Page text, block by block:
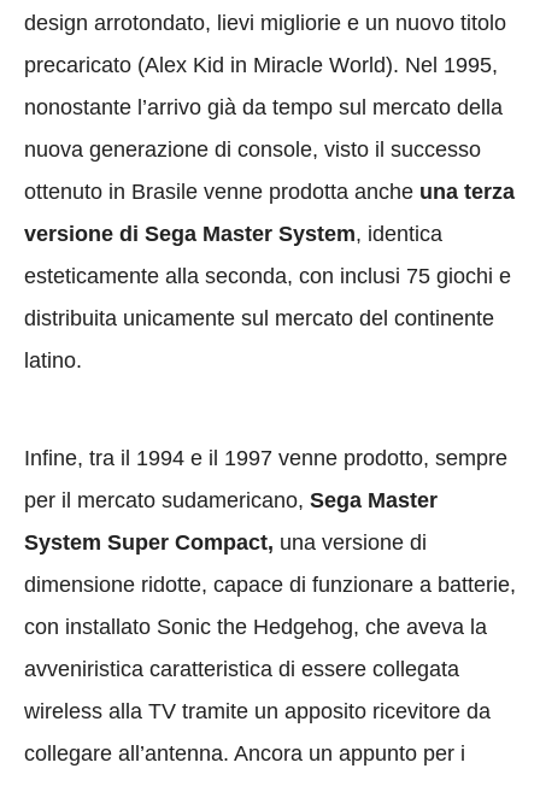
design arrotondato, lievi migliorie e un nuovo titolo
precaricato (Alex Kid in Miracle World). Nel 1995,
nonostante l’arrivo già da tempo sul mercato della
nuova generazione di console, visto il successo
ottenuto in Brasile venne prodotta anche una terza
versione di Sega Master System, identica
esteticamente alla seconda, con inclusi 75 giochi e
distribuita unicamente sul mercato del continente
latino.
Infine, tra il 1994 e il 1997 venne prodotto, sempre
per il mercato sudamericano, Sega Master
System Super Compact, una versione di
dimensione ridotte, capace di funzionare a batterie,
con installato Sonic the Hedgehog, che aveva la
avveniristica caratteristica di essere collegata
wireless alla TV tramite un apposito ricevitore da
collegare all’antenna. Ancora un appunto per i